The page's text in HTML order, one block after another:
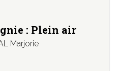
: Plein air
Marjorie